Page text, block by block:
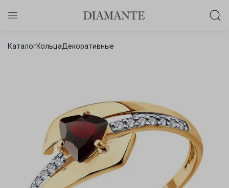
Осталось:
КаталогКольцаДекоративные